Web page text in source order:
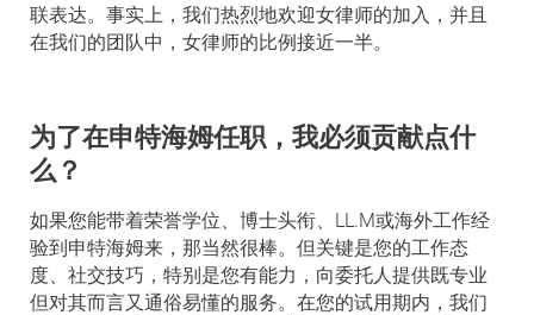
联表达。事实上，我们热烈地欢迎女律师的加入，并且
在我们的团队中，女律师的比例接近一半。
为了在申特海姆任职，我必须贡献点什
么？
如果您能带着荣誉学位、博士头衔、LL.M或海外工作经
验到申特海姆来，那当然很棒。但关键是您的工作态
度、社交技巧，特别是您有能力，向委托人提供既专业
但对其而言又通俗易懂的服务。在您的试用期内，我们